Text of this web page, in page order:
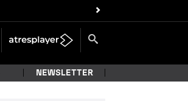
NEWSLETTER